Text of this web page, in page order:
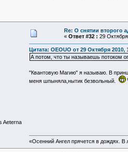
Aeterna
Re: О снятии второго
« Ответ #32 : 29
Цитата: OEOUO от 29 Октября 2010,
А потом, что ты называешь потоком
"Квантовую Магию" я называю. В
меня шпыняла,нытик безвольный.
«Осенний Ангел прячется в дождях. В